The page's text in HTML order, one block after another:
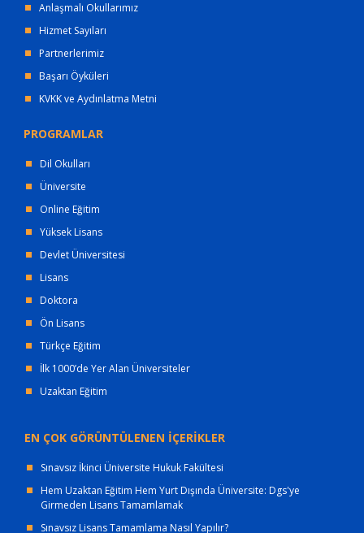
Anlaşmalı Okullarımız
Hizmet Sayıları
Partnerlerimiz
Başarı Öyküleri
KVKK ve Aydınlatma Metni
PROGRAMLAR
Dil Okulları
Üniversite
Online Eğitim
Yüksek Lisans
Devlet Üniversitesi
Lisans
Doktora
Ön Lisans
Türkçe Eğitim
İlk 1000’de Yer Alan Üniversiteler
Uzaktan Eğitim
EN ÇOK GÖRÜNTÜLENEN İÇERİKLER
Sınavsız İkinci Üniversite Hukuk Fakültesi
Hem Uzaktan Eğitim Hem Yurt Dışında Üniversite: Dgs'ye
Girmeden Lisans Tamamlamak
Sınavsız Lisans Tamamlama Nasıl Yapılır?